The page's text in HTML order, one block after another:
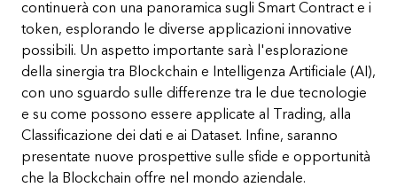
continuerà con una panoramica sugli Smart Contract e i
token, esplorando le diverse applicazioni innovative
possibili. Un aspetto importante sarà l'esplorazione
della sinergia tra Blockchain e Intelligenza Artificiale (AI),
con uno sguardo sulle differenze tra le due tecnologie
e su come possono essere applicate al Trading, alla
Classificazione dei dati e ai Dataset. Infine, saranno
presentate nuove prospettive sulle sfide e opportunità
che la Blockchain offre nel mondo aziendale.